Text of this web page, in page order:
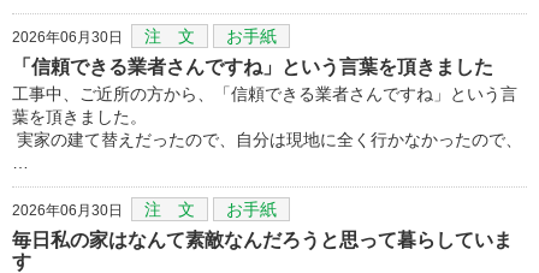
2026年06月30日 注 文 お手紙
「信頼できる業者さんですね」という言葉を頂きました
工事中、ご近所の方から、「信頼できる業者さんですね」という言
葉を頂きました。
実家の建て替えだったので、自分は現地に全く行かなかったので、
2026年06月30日 注 文 お手紙
毎日私の家はなんて素敵なんだろうと思って暮らしていま
す